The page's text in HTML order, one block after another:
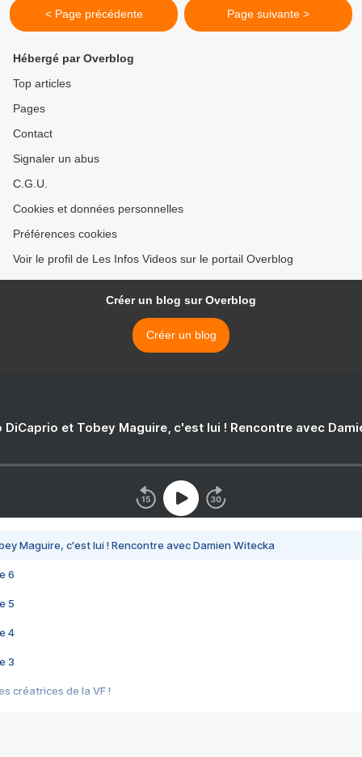
< Page précédente Page suivante >
Hébergé par Overblog
Top articles
Pages
Contact
Signaler un abus
C.G.U.
Cookies et données personnelles
Préférences cookies
Voir le profil de Les Infos Videos sur le portail Overblog
Créer un blog sur Overblog
Créer un blog
DiCaprio et Tobey Maguire, c'est lui ! Rencontre avec
Maguire, c'est lui ! Rencontre avec Damien Witecka
6
5
4
3
créatrices de la VF !